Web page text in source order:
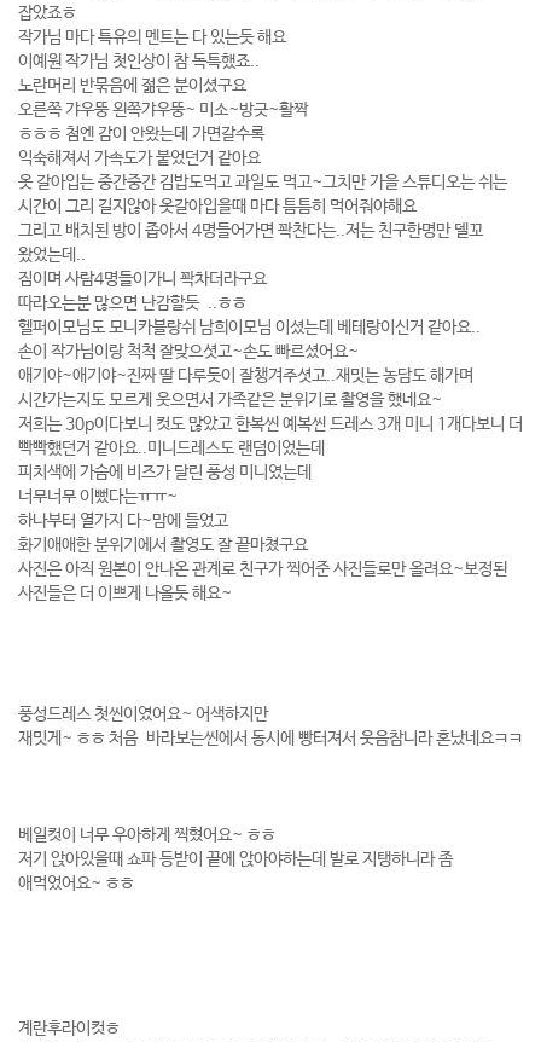
잡았죠ㅎ
작가님 마다 특유의 멘트는 다 있는듯 해요
이예원 작가님 첫인상이 참 독특했죠..
노란머리 반묶음에 젊은 분이셨구요
오른쪽 갸우뚱 왼쪽갸우뚱~ 미소~방긋~활짝
ㅎㅎㅎ 첨엔 감이 안왔는데 가면갈수록
익숙해져서 가속도가 붙었던거 같아요
옷 갈아입는 중간중간 김밥도먹고 과일도 먹고~그치만 가을 스튜디오는 쉬는
시간이 그리 길지않아 옷갈아입을때 마다 틈틈히 먹어줘야해요
그리고 배치된 방이 좁아서 4명들어가면 꽉찬다는..저는 친구한명만 델꼬
왔었는데..
짐이며 사람4명들이가니 꽉차더라구요
따라오는분 많으면 난감할듯 ..ㅎㅎ
헬퍼이모님도 모니카블랑쉬 남희이모님 이셨는데 베테랑이신거 같아요..
손이 작가님이랑 척척 잘맞으셧고~손도 빠르셨어요~
애기야~애기야~진짜 딸 다루듯이 잘챙겨주셧고..재밋는 농담도 해가며
시간가는지도 모르게 웃으면서 가족같은 분위기로 촬영을 했네요~
저희는 30p이다보니 컷도 많았고 한복씬 예복씬 드레스 3개 미니 1개다보니 더
빡빡했던거 같아요..미니드레스도 랜덤이었는데
피치색에 가슴에 비즈가 달린 풍성 미니였는데
너무너무 이뻤다는ㅠㅠ~
하나부터 열가지 다~맘에 들었고
화기애애한 분위기에서 촬영도 잘 끝마쳤구요
사진은 아직 원본이 안나온 관계로 친구가 찍어준 사진들로만 올려요~보정된
사진들은 더 이쁘게 나올듯 해요~
풍성드레스 첫씬이였어요~ 어색하지만
재밋게~ ㅎㅎ 처음 바라보는씬에서 동시에 빵터져서 웃음참니라 혼났네요ㅋㅋ
베일컷이 너무 우아하게 찍혔어요~ ㅎㅎ
저기 앉아있을때 쇼파 등받이 끝에 앉아야하는데 발로 지탱하니라 좀
애먹었어요~ ㅎㅎ
계란후라이컷ㅎ